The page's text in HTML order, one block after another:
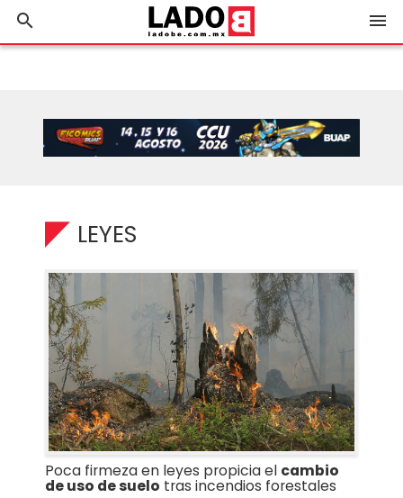
search menu
LEYES
Poca firmeza en leyes propicia el cambio
de uso de suelo tras incendios forestales